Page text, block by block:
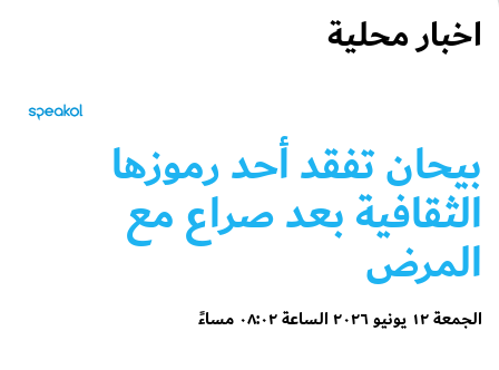
اخبار محلية
بيحان تفقد أحد رموزها
الثقافية بعد صراع مع
المرض
الجمعة ١٢ يونيو ٢٠٢٦ الساعة ٠٨:٠٢ مساءً